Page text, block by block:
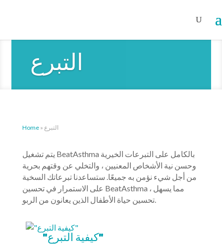
التبرع
Home» التبرع
يتم تشغيل BeatAsthma بالكامل على التبرعات الخيرية
وحسن نية الأشخاص المعنيين ، والتخلي عن وقتهم بحرية
من أجل شيء نؤمن به جميعًا. ستساعدنا تبرعاتك السخية
على الاستمرار في تحسين BeatAsthma ، مما يسهل
تحسين حياة الأطفال الذين يعانون من الربو.
"كيفية التبرع"